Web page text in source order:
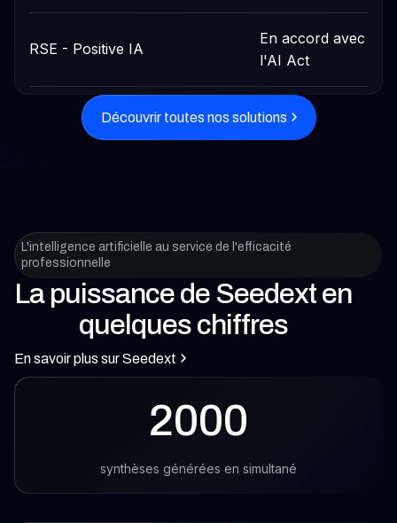
RSE - Positive IA
En accord avec
l'AI Act
Découvrir toutes nos solutions
L'intelligence artificielle au service de l'efficacité
professionnelle
La puissance de Seedext en
quelques chiffres
En savoir plus sur Seedext
2000
synthèses générées en simultané